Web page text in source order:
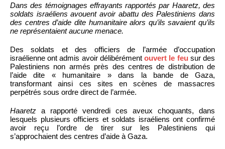
Dans des témoignages effrayants rapportés par Haaretz, des
soldats israéliens avouent avoir abattu des Palestiniens dans
des centres d’aide dite humanitaire alors qu’ils savaient qu’ils
ne représentaient aucune menace.
Des soldats et des officiers de l’armée d’occupation
israélienne ont admis avoir délibérémentouvert le feu sur des
Palestiniens non armés près des centres de distribution de
l’aide dite « humanitaire » dans la bande de Gaza,
transformant ainsi ces sites en scènes de massacres
perpétrés sous ordre direct de l’armée.
Haaretz a rapporté vendredi ces aveux choquants, dans
lesquels plusieurs officiers et soldats israéliens ont confirmé
avoir reçu l’ordre de tirer sur les Palestiniens qui
s’approchaient des centres d’aide à Gaza.